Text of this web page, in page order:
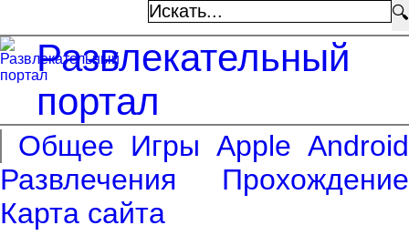
🔍
Развлекательный
портал
Общее Игры Apple Android
Развлечения
Прохождение
Карта сайта